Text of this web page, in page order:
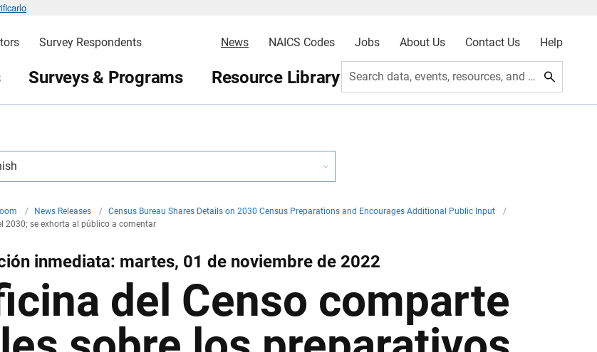
Survey Respondents News NAICS Codes Jobs About Us Contact Us Help
Surveys & Programs Resource Library Search data, events, resources, and more
/ News Releases / Census Bureau Shares Details on 2030 Census Preparations and Encourages Additional Public Input
/
2030; se exhorta al público a comentar
inmediata: martes, 01 de noviembre de 2022
del Censo comparte